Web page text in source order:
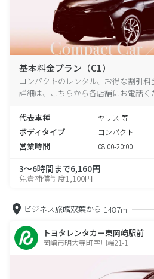
基本料金プラン（C1）
コンパクトのレンタル、お得な割引
詳細は、こちらから各店舗にお電話く
代表車種 ヤリス 等
ボディタイプ コンパクト
営業時間 08:00-20:00
3～6時間まで6,160円
免責補償制度1,100円
ビジネス旅館双葉から 1487m
トヨタレンタカー東岡崎駅前
岡崎市明大寺町字川端21-1